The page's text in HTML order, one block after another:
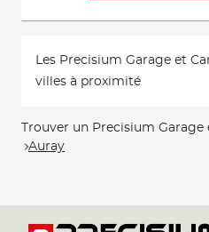
Les Precisium Garage et
villes à proximité
Trouver un Precisium Garage
Auray